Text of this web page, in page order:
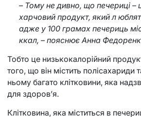
– Тому не дивно, що печериці –
харчовий продукт, який л
адже у 100 грамах печериць
ккал, – пояснює Анна
Тобто це низькокалорійний
того, що він містить полісахариди
ньому багато клітковини, яка
для здоров’я.
Клітковина, яка міститься в